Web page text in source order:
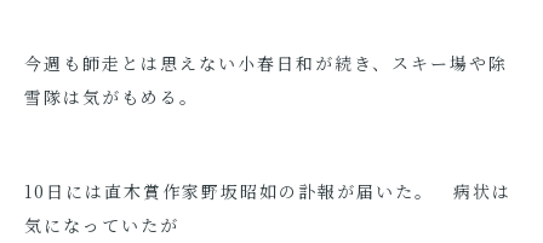
今週も師走とは思えない小春日和が続き、スキー場や除
雪隊は気がもめる。
10日には直木賞作家野坂昭如の訃報が届いた。 病状は
気になっていたが